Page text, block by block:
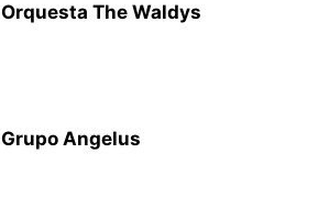
Orquesta The Waldys
Grupo Angelus